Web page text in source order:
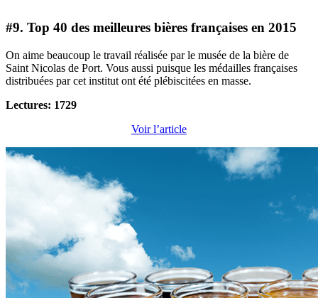
#9. Top 40 des meilleures bières françaises en 2015
On aime beaucoup le travail réalisée par le musée de la bière de
Saint Nicolas de Port. Vous aussi puisque les médailles françaises
distribuées par cet institut ont été plébiscitées en masse.
Lectures: 1729
Voir l’article